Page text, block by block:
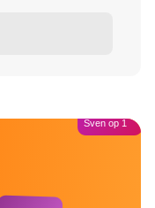
Sven op 1